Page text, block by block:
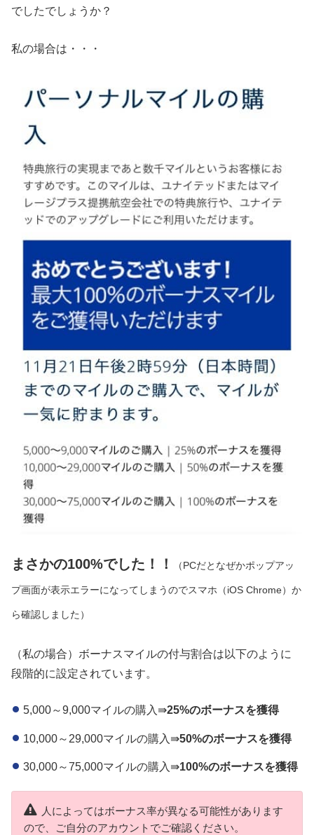
でしたでしょうか？
私の場合は・・・
まさかの100%でした！！ （PCだとなぜかポップアッ
プ画面が表示エラーになってしまうのでスマホ（iOS Chrome）か
ら確認しました）
（私の場合）ボーナスマイルの付与割合は以下のように
段階的に設定されています。
5,000～9,000マイルの購入⇛25%のボーナスを獲得
10,000～29,000マイルの購入⇛50%のボーナスを獲得
30,000～75,000マイルの購入⇛100%のボーナスを獲得
人によってはボーナス率が異なる可能性があります
ので、ご自分のアカウントでご確認ください。